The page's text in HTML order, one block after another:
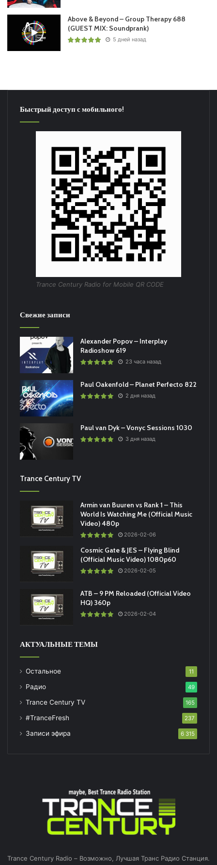
22 Rex Mundi ft. Susana – Nothing At All (M6 Remix)
/ARMADA/
23 Lost Witness ft. Tracey Carmen – Happiness Happening
(Rub!k Remix) /ARMADA/
24 M6 & ReOrder – Crash /WHO’S AFRAID OF 138
26MaRLo& HALIENE – Whisper (Chris Burke Remix)
28 Aki Harunari – Shigure /DIGITAL SOCIETY (ENHANCED)/
29 Yelow – Full Of Questions /AVA WHITE/
30 Craig Connelly – Golden Gate /FSOE/
Понравился выпуск?
Пользовательская оценка:
Above & Beyond – Group Therapy 688
(GUEST MIX: Soundprank)
5 дней назад
Быстрый доступ с мобильного!
Trance Century Radio for Mobile QR CODE
Свежие записи
Alexander Popov – Interplay
Radioshow 619
23 часа назад
Paul Oakenfold – Planet Perfecto 822
2 дня назад
Paul van Dyk – Vonyc Sessions 1030
3 дня назад
Trance Century TV
Armin van Buuren vs Rank 1 – This
World Is Watching Me (Official Music
Video) 480p
2026-02-06
Cosmic Gate & JES – Flying Blind
(Official Music Video) 1080p60
2026-02-05
ATB – 9 PM Reloaded (Official Video
HQ) 360p
2026-02-04
АКТУАЛЬНЫЕ ТЕМЫ
Остальное 11
Радио 49
Trance Century TV 165
#TranceFresh 237
Записи эфира 6 315
Trance Century Radio – Возможно, Лучшая Транс Радио Станция.